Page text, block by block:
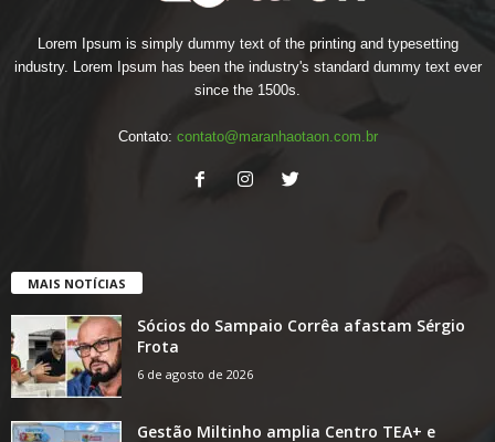
Lorem Ipsum is simply dummy text of the printing and typesetting
industry. Lorem Ipsum has been the industry's standard dummy text ever
since the 1500s.
Contato: contato@maranhaotaon.com.br
MAIS NOTÍCIAS
Sócios do Sampaio Corrêa afastam Sérgio
Frota
6 de agosto de 2026
Gestão Miltinho amplia Centro TEA+ e